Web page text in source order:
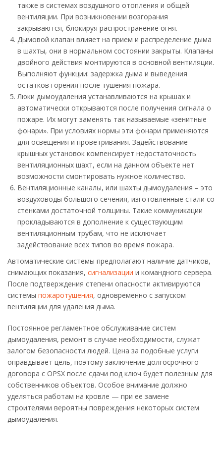
также в системах воздушного отопления и общей
вентиляции. При возникновении возгорания
закрываются, блокируя распространение огня.
Дымовой клапан влияет на прием и распределение дыма
в шахты, они в нормальном состоянии закрыты. Клапаны
двойного действия монтируются в основной вентиляции.
Выполняют функции: задержка дыма и выведения
остатков горения после тушения пожара.
Люки дымоудаления устанавливаются на крышах и
автоматически открываются после получения сигнала о
пожаре. Их могут заменять так называемые «зенитные
фонари». При условиях нормы эти фонари применяются
для освещения и проветривания. Задействование
крышных установок компенсирует недостаточность
вентиляционных шахт, если на данном объекте нет
возможности смонтировать нужное количество.
Вентиляционные каналы, или шахты дымоудаления – это
воздуховоды большого сечения, изготовленные стали со
стенками достаточной толщины. Такие коммуникации
прокладываются в дополнение к существующим
вентиляционным трубам, что не исключает
задействование всех типов во время пожара.
Автоматические системы предполагают наличие датчиков,
снимающих показания, сигнализации и командного сервера.
После подтверждения степени опасности активируются
системы пожаротушения, одновременно с запуском
вентиляции для удаления дыма.
Постоянное регламентное обслуживание систем
дымоудаления, ремонт в случае необходимости, служат
залогом безопасности людей. Цена за подобные услуги
оправдывает цель, поэтому заключение долгосрочного
договора с OPSX после сдачи под ключ будет полезным для
собственников объектов. Особое внимание должно
уделяться работам на кровле — при ее замене
строителями вероятны повреждения некоторых систем
дымоудаления.